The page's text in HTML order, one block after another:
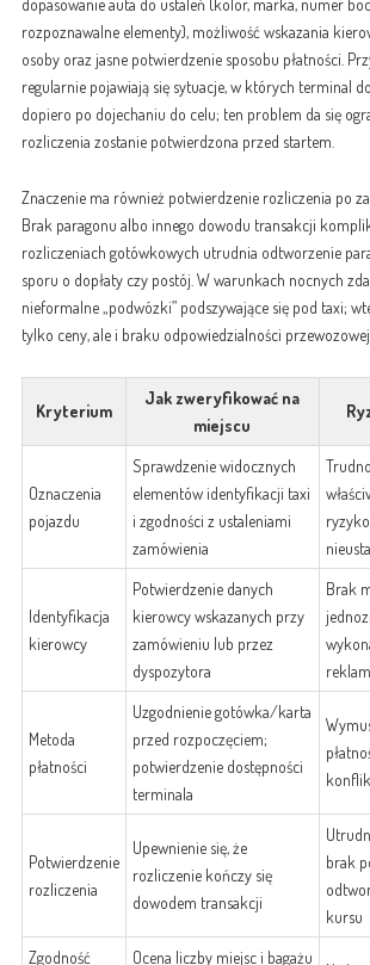
dopasowanie auta do ustaleń (kolor, marka, numer
rozpoznawalne elementy), możliwość wskazania
osoby oraz jasne potwierdzenie sposobu płatności.
regularnie pojawiają się sytuacje, w których terminal do
dopiero po dojechaniu do celu; ten problem da się
rozliczenia zostanie potwierdzona przed startem.
Znaczenie ma również potwierdzenie rozliczenia po
Brak paragonu albo innego dowodu transakcji
rozliczeniach gotówkowych utrudnia odtworzenie
sporu o dopłaty czy postój. W warunkach nocnych
nieformalne „podwózki” podszywające się pod taxi;
tylko ceny, ale i braku odpowiedzialności przewozowej.
Kryterium
Jak zweryfikować na
miejscu
Oznaczenia
pojazdu
Sprawdzenie widocznych
elementów identyfikacji taxi
i zgodności z ustaleniami
zamówienia
Identyfikacja
kierowcy
Potwierdzenie danych
kierowcy wskazanych przy
zamówieniu lub przez
dyspozytora
Brak
Metoda
płatności
Uzgodnienie gotówka/karta
przed rozpoczęciem;
potwierdzenie dostępności
terminala
Potwierdzenie
rozliczenia
Upewnienie się, że
rozliczenie kończy się
dowodem transakcji
brak
kursu
Zgodność
Ocena liczby miejsc i bagażu